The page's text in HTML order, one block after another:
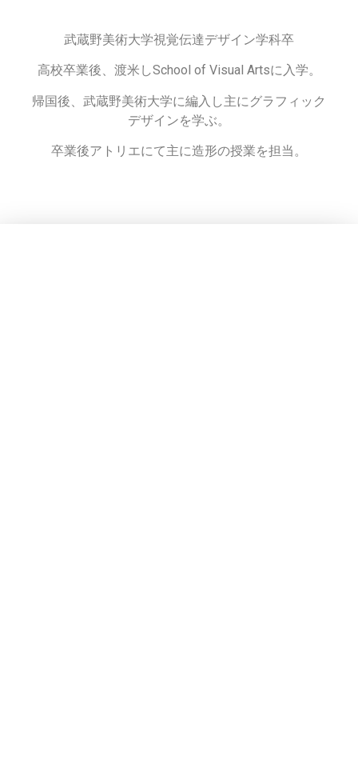
武蔵野美術大学視覚伝達デザイン学科卒
高校卒業後、渡米しSchool of Visual Artsに入学。
帰国後、武蔵野美術大学に編入し主にグラフィック
デザインを学ぶ。
卒業後アトリエにて主に造形の授業を担当。